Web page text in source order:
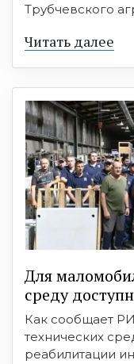
Трубчевского
Читать далее
Для
среду
Как сообщает
технических
реабилитации